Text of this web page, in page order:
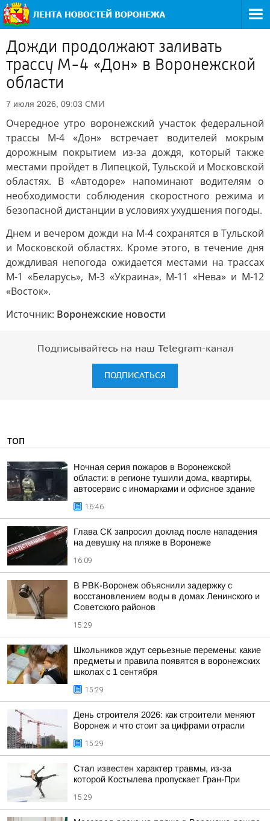
Дожди продолжают заливать
трассу М-4 «Дон» в Воронежской
области
7 июля 2026, 09:03 СМИ
Очередное утро воронежский участок федеральной
трассы М-4 «Дон» встречает водителей мокрым
дорожным покрытием из-за дождя, который также
местами пройдет в Липецкой, Тульской и Московской
областях. В «Автодоре» напоминают водителям о
необходимости соблюдения скоростного режима и
безопасной дистанции в условиях ухудшения погоды.
Днем и вечером дожди на М-4 сохранятся в Тульской
и Московской областях. Кроме этого, в течение дня
дождливая непогода ожидается местами на трассах
М-1 «Беларусь», М-3 «Украина», М-11 «Нева» и М-12
«Восток».
Источник: Воронежские новости
Подписывайтесь на наш Telegram-канал
ПОДПИСАТЬСЯ
ТОП
Ночная серия пожаров в Воронежской
области: в регионе тушили дома, квартиры,
автосервис с иномарками и офисное здание
16:46
Глава СК запросил доклад после нападения
на девушку на пляже в Воронеже
16:09
В РВК-Воронеж объяснили задержку с
восстановлением воды в домах Ленинского и
Советского районов
15:29
Школьников ждут серьезные перемены: какие
предметы и правила появятся в воронежских
школах с 1 сентября
15:29
День строителя 2026: как строители меняют
Воронеж и что стоит за цифрами отрасли
15:29
Стал известен характер травмы, из-за
которой Костылева пропускает Гран-При
15:29